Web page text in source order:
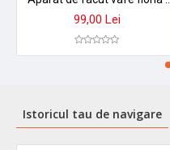
menținere rece
99,00 Lei
Istoricul tau de navigare